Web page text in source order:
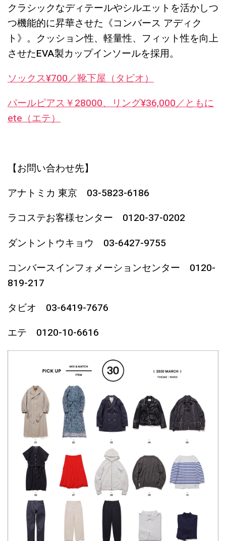
クラシックなディテールやシルエットを活かしつ
つ機能的に昇華させた《コンバース アディク
ト》。クッション性、軽量性、フィット性を向上
させたEVA製カップインソールを採用。
ソックス¥700／靴下屋（タビオ）
パールピアス￥28000、リング¥36,000／ともに
ete（エテ）
【お問い合わせ先】
アナトミカ 東京 03-5823-6186
ラコステお客様センター 0120-37-0202
ダントントウキョウ 03-6427-9755
コンバースインフォメーションセンター 0120-
819-217
タビオ 03-6419-7676
エテ 0120-10-6616